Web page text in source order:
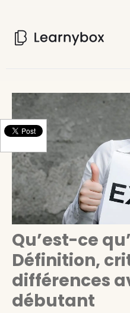
Qu’est-ce
Définition,
différences
débutant